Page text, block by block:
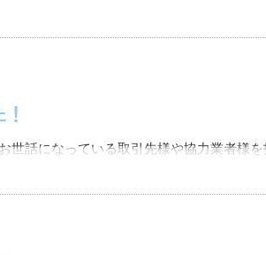
です。
世話になっている取引先様や協力業者様を
さんに席をご用意して頂き、楽しい食事